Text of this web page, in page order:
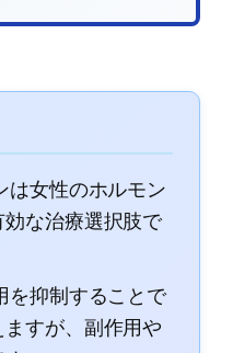
女性のホルモン
な治療選択肢で
抑制することで
すが、副作用や